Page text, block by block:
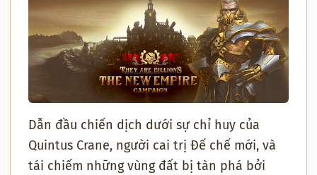
Dẫn đầu chiến dịch dưới sự chỉ huy của
Quintus Crane, người cai trị Đế chế mới, và
tái chiếm những vùng đất bị tàn phá bởi